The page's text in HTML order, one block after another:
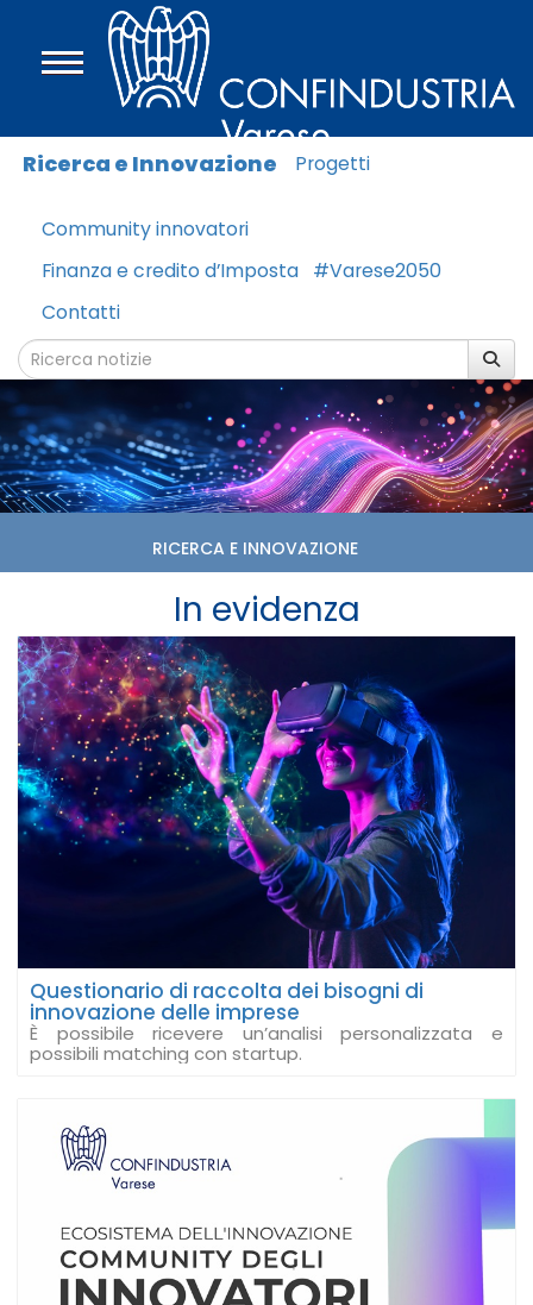
Ricerca e Innovazione Progetti
Community innovatori
Finanza e credito d’Imposta #Varese2050
Contatti
RICERCA E INNOVAZIONE
In evidenza
Questionario di raccolta dei bisogni di
innovazione delle imprese
È possibile ricevere un’analisi personalizzata e
possibili matching con startup.